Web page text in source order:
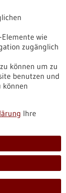
wie
zugänglich
können um zu
benutzen und
können
Ihre